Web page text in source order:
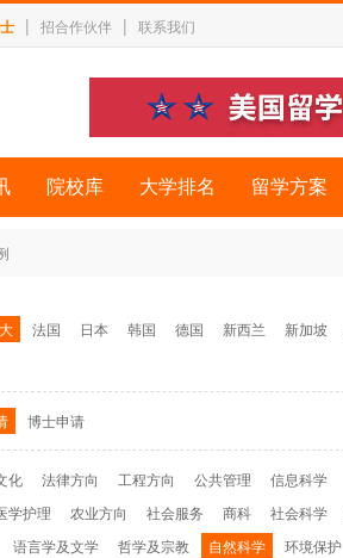
| 招合作伙伴 | 联系我们
院校库 大学排名 留学方案
法国 日本 韩国 德国 新西兰 新加坡
博士申请
化 法律方向 工程方向 公共管理
信息科学
学护理 农业方向 社会服务 商科 社会科学
语言学及文学 哲学及宗教 自然科学
环境保护